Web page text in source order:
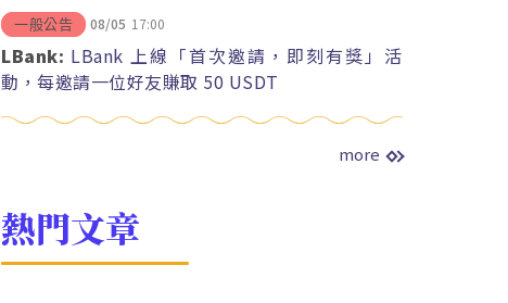
一般公告 08/05 17:00
LBank: LBank 上線「首次邀請，即刻有獎」活
動，每邀請一位好友賺取 50 USDT
more
熱門文章